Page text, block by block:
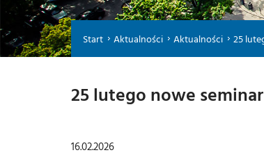
Start Aktualności Aktualności 25
25 lutego nowe
16.02.2026